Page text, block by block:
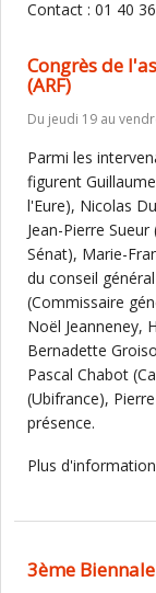
Contact : 01 40
Congrès de
(ARF)
Du jeudi 19 au
Parmi les
figurent
l'Eure), Nicolas
Jean-Pierre
Sénat), Marie-
du conseil
(Commissaire
Noël Jeanneney,
Bernadette
Pascal Chabot
(Ubifrance),
présence.
Plus
3ème